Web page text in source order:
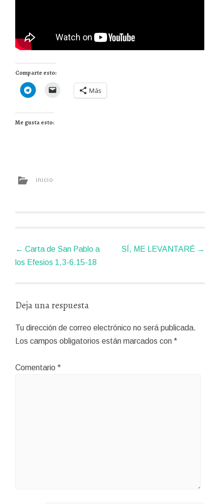
Comparte esto:
Más
Me gusta esto:
inicio
de
← Carta de San Pablo a
los Efesios 1,3-6.15-18
SÍ, ME LEVANTARÉ →
Deja una respuesta
Tu dirección de correo electrónico no será publicada.
Los campos obligatorios están marcados con*
Comentario*